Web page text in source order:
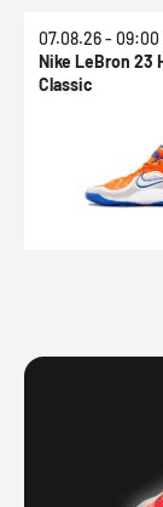
07.08.26 - 09:00
Nike LeBron 23
Classic